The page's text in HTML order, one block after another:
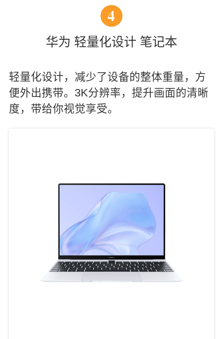
4
华为 轻量化设计 笔记本
轻量化设计，减少了设备的整体重量，方
便外出携带。3K分辨率，提升画面的清晰
度，带给你视觉享受。